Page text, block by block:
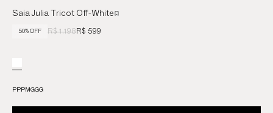
Saia Julia Tricot Off-White
50% OFF R$ 1.198R$ 599
PPPMGGG